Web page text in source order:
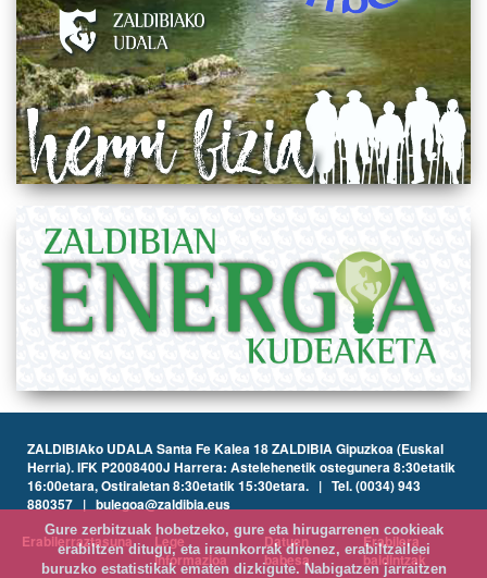
ZALDIBIAko UDALA Santa Fe Kalea 18 ZALDIBIA Gipuzkoa (Euskal
Herria). IFK P2008400J Harrera: Astelehenetik ostegunera 8:30etatik
16:00etara, Ostiraletan 8:30etatik 15:30etara. | Tel. (0034) 943
880357 | bulegoa@zaldibia.eus
Erabilerraztasuna
Lege
informazioa
Datuen
babesa
Erabilera
baldintzak
Gure zerbitzuak hobetzeko, gure eta hirugarrenen cookieak
erabiltzen ditugu, eta iraunkorrak direnez, erabiltzaileei
buruzko estatistikak ematen dizkigute. Nabigatzen jarraitzen